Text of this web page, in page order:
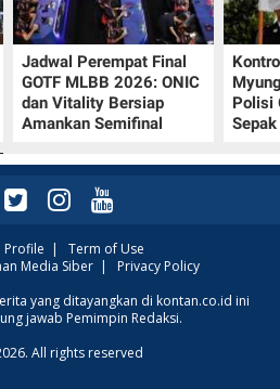
Jadwal Perempat Final
GOTF MLBB 2026: ONIC
dan Vitality Bersiap
Amankan Semifinal
Polisi
Profile | Term of Use
Media Siber| Privacy Policy
yang ditayangkan di kontan.co.id ini
jawab Pemimpin Redaksi.
All rights reserved